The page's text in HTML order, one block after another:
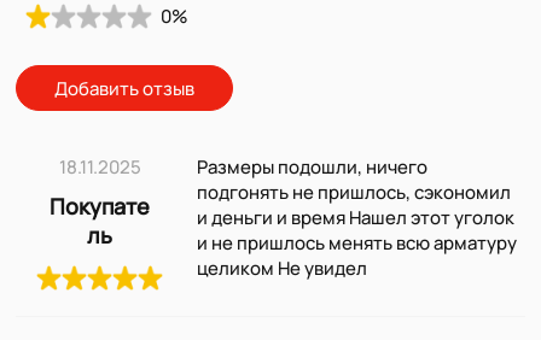
0%
Добавить отзыв
18.11.2025
Покупате
ль
Размеры подошли, ничего
подгонять не пришлось, сэкономил
и деньги и время Нашел этот уголок
и не пришлось менять всю арматуру
целиком Не увидел